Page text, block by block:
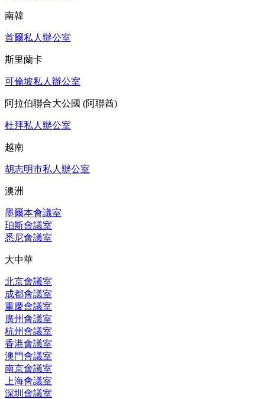
南韓
首爾私人辦公室
斯里蘭卡
可倫坡私人辦公室
阿拉伯聯合大公國 (阿聯酋)
杜拜私人辦公室
越南
胡志明市私人辦公室
澳洲
墨爾本會議室
珀斯會議室
悉尼會議室
大中華
北京會議室
成都會議室
重慶會議室
廣州會議室
杭州會議室
香港會議室
澳門會議室
南京會議室
上海會議室
深圳會議室